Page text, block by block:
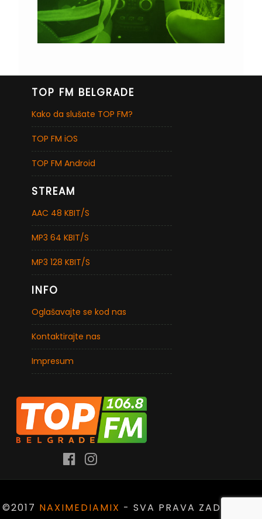
TOP FM BELGRADE
Kako da slušate TOP FM?
TOP FM iOS
TOP FM Android
STREAM
AAC 48 KBIT/S
MP3 64 KBIT/S
MP3 128 KBIT/S
INFO
Oglašavajte se kod nas
Kontaktirajte nas
Impresum
©2017 NAXIMEDIAMIX - SVA PRAVA ZADRŽANA.